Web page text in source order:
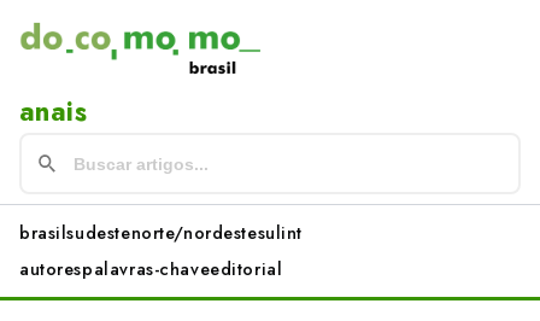
anais
brasilsudestenorte/nordestesulint
autorespalavras-chaveeditorial